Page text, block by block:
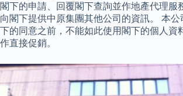
閣下的申請、回覆閣下查詢並作地產代理服
向閣下提供中原集團其他公司的資訊。 本公
下的同意之前，不能如此使用閣下的個人資
作直接促銷。